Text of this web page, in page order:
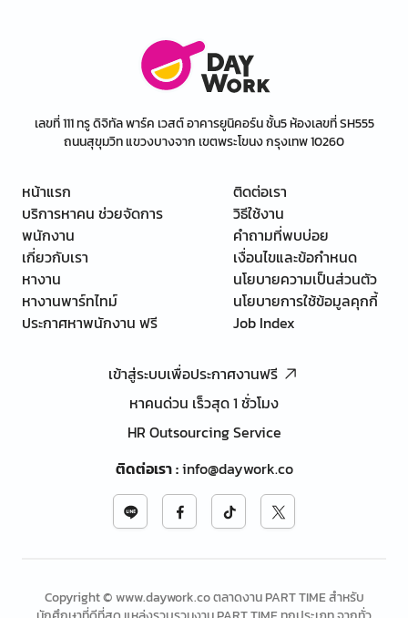
เลขที่ 111 ทรู ดิจิทัล พาร์ค เวสต์ อาคารยูนิคอร์น ชั้น5 ห้องเลขที่ SH555
ถนนสุขุมวิท แขวงบางจาก เขตพระโขนง กรุงเทพ 10260
หน้าแรก
บริการหาคน ช่วยจัดการ
พนักงาน
เกี่ยวกับเรา
หางาน
หางานพาร์ทไทม์
ประกาศหาพนักงาน ฟรี
ติดต่อเรา
วิธีใช้งาน
คำถามที่พบบ่อย
เงื่อนไขและข้อกำหนด
นโยบายความเป็นส่วนตัว
นโยบายการใช้ข้อมูลคุกกี้
Job Index
เข้าสู่ระบบเพื่อประกาศงานฟรี
หาคนด่วน เร็วสุด 1 ชั่วโมง
HR Outsourcing Service
ติดต่อเรา:info@daywork.co
Copyright © www.daywork.co ตลาดงาน PART TIME สำหรับ